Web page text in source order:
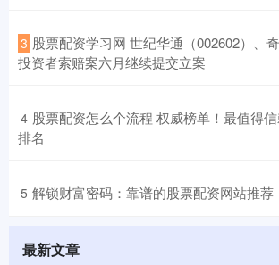
3 股票配资学习网 世纪华通（002602）、
投资者索赔案六月继续提交立案
4 股票配资怎么个流程 权威榜单！最值得
排名
5 ​解锁财富密码：靠谱的股票配资网站推荐
最新文章